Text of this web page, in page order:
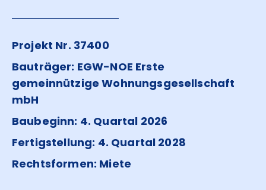
Projekt Nr. 37400
Bauträger: EGW-NOE Erste
gemeinnützige Wohnungsgesellschaft
mbH
Baubeginn: 4. Quartal 2026
Fertigstellung: 4. Quartal 2028
Rechtsformen: Miete